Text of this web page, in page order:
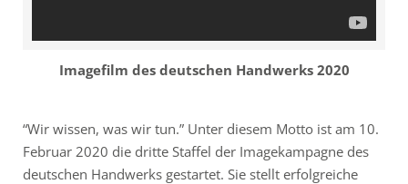
Imagefilm des deutschen Handwerks 2020
“Wir wissen, was wir tun.” Unter diesem Motto ist am 10.
Februar 2020 die dritte Staffel der Imagekampagne des
deutschen Handwerks gestartet. Sie stellt erfolgreiche